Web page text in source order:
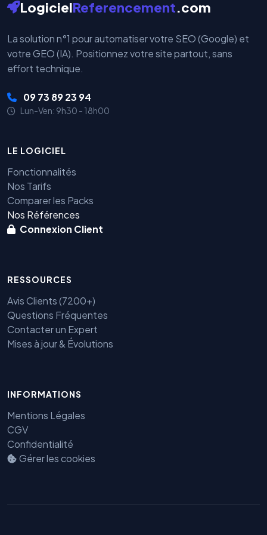
LogicielReferencement.com
La solution n°1 pour automatiser votre SEO (Google) et
votre GEO (IA). Positionnez votre site partout, sans
effort technique.
09 73 89 23 94
Lun-Ven: 9h30 - 18h00
LE LOGICIEL
Fonctionnalités
Nos Tarifs
Comparer les Packs
Nos Références
Connexion Client
RESSOURCES
Avis Clients (7200+)
Questions Fréquentes
Contacter un Expert
Mises à jour & Évolutions
INFORMATIONS
Mentions Légales
CGV
Confidentialité
Gérer les cookies